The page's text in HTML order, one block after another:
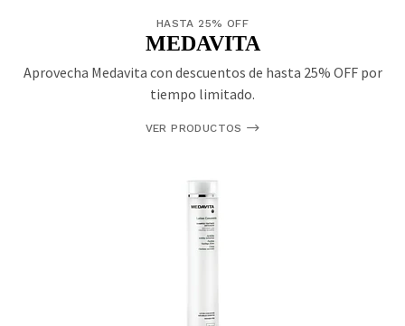
HASTA 25% OFF
MEDAVITA
Aprovecha Medavita con descuentos de hasta 25% OFF por
tiempo limitado.
VER PRODUCTOS